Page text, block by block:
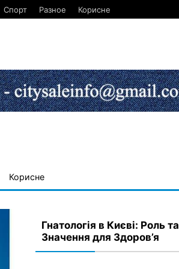
Спорт Разное Корисне
Корисне
Гнатологія в Києві: Роль та
Значення для Здоров’я